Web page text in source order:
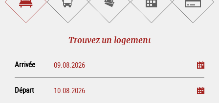
Trouvez
un
logement
Réservez
un
tour
Achetez
les
billets
ligne
Trouvez
des
manifestations
Trouvez un logement
Arrivée
Départ